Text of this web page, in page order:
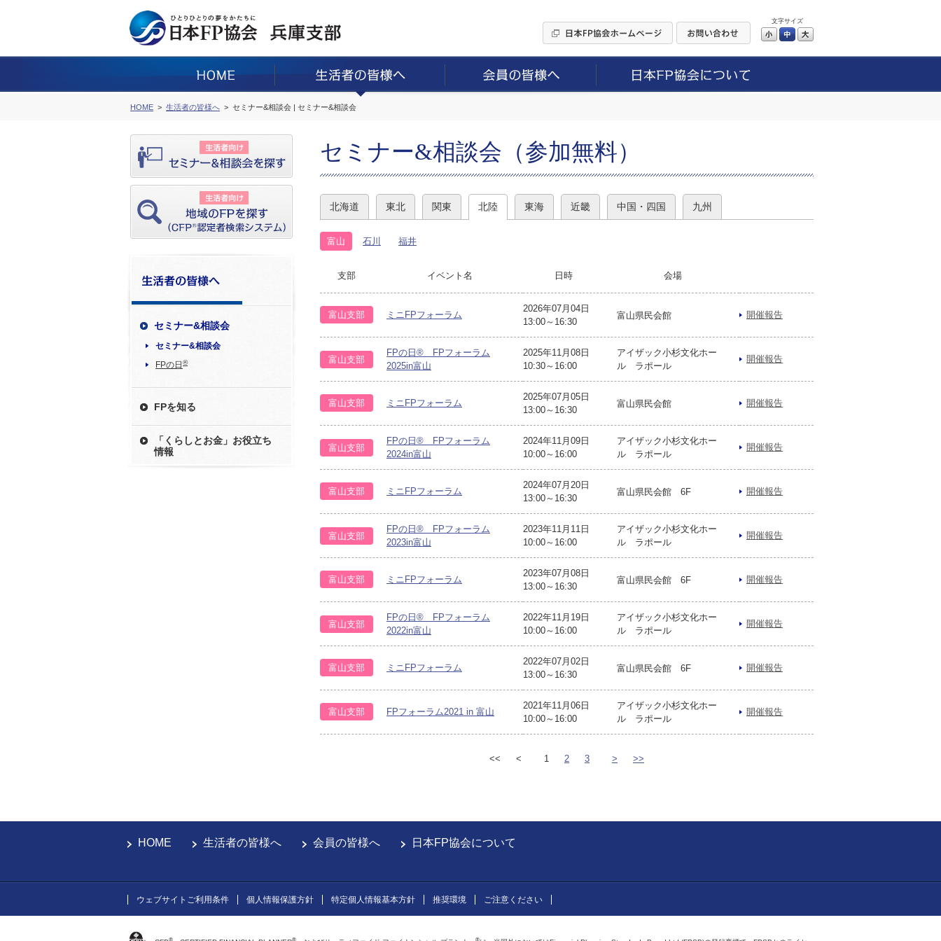
文字サイズ
小 中
HOME 生活者の皆様へ セミナー&相談会 | セミナー&相談会
セミナー&相談会
セミナー&相談会
FPの日 ®
FPを知る
「くらしとお金」お役立ち
情報
セミナー&相談会（参加無料）
北海道 東北 関東 北陸 東海 近畿 中国・四国 九州
富山 石川 福井
支部 イベント名 日時 会場
富山支部 ミニFPフォーラム
2026年07月04日
13:00～16:30
富山県民会館 開催報告
富山支部
FPの日® FPフォーラム
2025in富山
2025年11月08日
10:30～16:00
アイザック小杉文化ホー
ル ラポール
開催報告
富山支部 ミニFPフォーラム
2025年07月05日
13:00～16:30
富山県民会館 開催報告
富山支部
FPの日® FPフォーラム
2024in富山
2024年11月09日
10:00～16:00
アイザック小杉文化ホー
ル ラポール
開催報告
富山支部 ミニFPフォーラム
2024年07月20日
13:00～16:30
富山県民会館 6F 開催報告
富山支部
FPの日® FPフォーラム
2023in富山
2023年11月11日
10:00～16:00
アイザック小杉文化ホー
ル ラポール
開催報告
富山支部 ミニFPフォーラム
2023年07月08日
13:00～16:30
富山県民会館 6F 開催報告
富山支部
FPの日® FPフォーラム
2022in富山
2022年11月19日
10:00～16:00
アイザック小杉文化ホー
ル ラポール
開催報告
富山支部 ミニFPフォーラム
2022年07月02日
13:00～16:30
富山県民会館 6F 開催報告
富山支部 FPフォーラム2021 in 富山
2021年11月06日
10:00～16:00
アイザック小杉文化ホー
ル ラポール
開催報告
<< < 1 2 3 > >>
HOME 生活者の皆様へ 会員の皆様へ 日本FP協会について
ウェブサイトご利用条件 個人情報保護方針 特定個人情報基本方針 推奨環境 ご注意ください
® ® ®